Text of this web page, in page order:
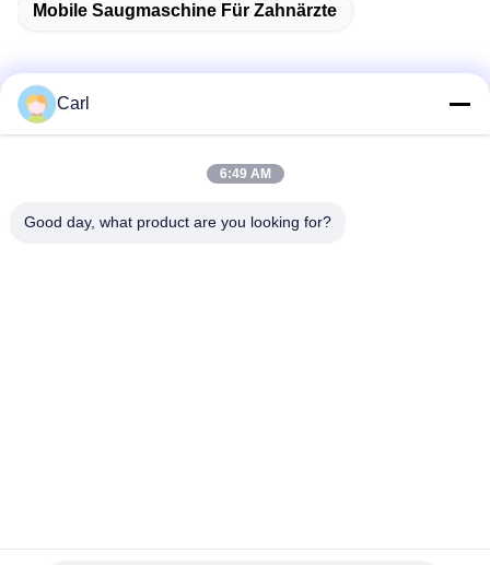
Mobile Saugmaschine Für Zahnärzte
4F Gebäude 22, Shenke Industrial Park (SSIPC), Nr. 6
Carl
6:49 AM
Good day, what product are you looking for?